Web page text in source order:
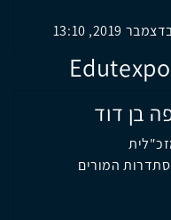
בן דוד
המורים